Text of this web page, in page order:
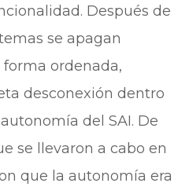
Después de
se apagan
ordenada,
desconexión dentro
del SAI. De
se llevaron a cabo en
que la autonomía era